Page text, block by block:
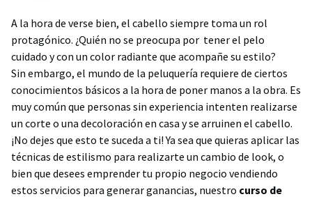
A la hora de verse bien, el cabello siempre toma un rol
protagónico. ¿Quién no se preocupa por tener el pelo
cuidado y con un color radiante que acompañe su estilo?
Sin embargo, el mundo de la peluquería requiere de ciertos
conocimientos básicos a la hora de poner manos a la obra. Es
muy común que personas sin experiencia intenten realizarse
un corte o una decoloración en casa y se arruinen el cabello.
¡No dejes que esto te suceda a ti! Ya sea que quieras aplicar las
técnicas de estilismo para realizarte un cambio de look, o
bien que desees emprender tu propio negocio vendiendo
estos servicios para generar ganancias, nuestro curso de